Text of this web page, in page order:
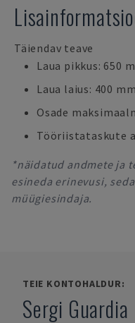
Täiendav teave
Laua pikkus: 650
Laua laius: 400 mm
Osade
Tööriistataskute
*näidatud andmete ja
esineda erinevusi,
müügiesindaja.
TEIE KONTOHALDUR:
Sergi Guardia